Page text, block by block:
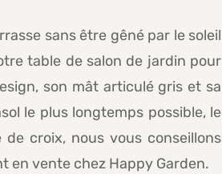
sans être gêné par le soleil
table de salon de jardin pour
son mât articulé gris et sa
le plus longtemps possible, le
croix, nous vous conseillons
en vente chez Happy Garden.